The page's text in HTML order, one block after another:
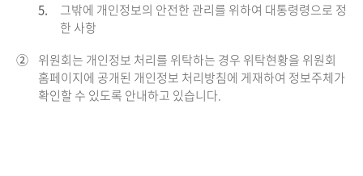
5.
그밖에 개인정보의 안전한 관리를 위하여 대통령령으로 정
한 사항
② 위원회는 개인정보 처리를 위탁하는 경우 위탁현황을 위원회
홈페이지에 공개된 개인정보 처리방침에 게재하여 정보주체가
확인할 수 있도록 안내하고 있습니다.